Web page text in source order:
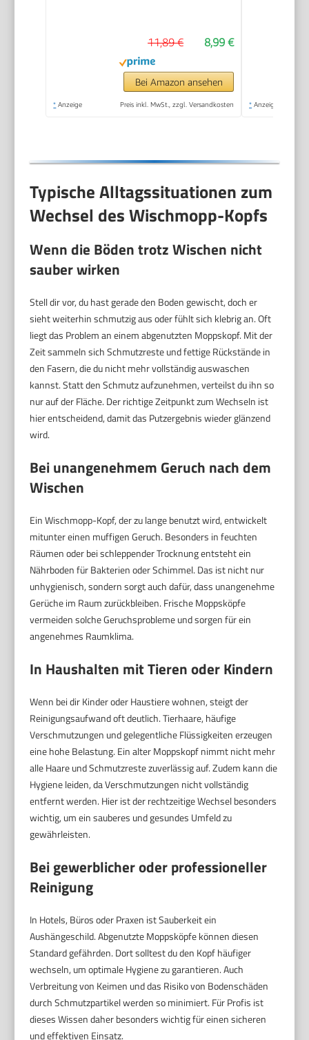
8,99 €
11,89 €
Bei Amazon ansehen
* Anzeige Preis inkl. MwSt., zzgl. Versandkosten * Anzeige
Typische Alltagssituationen zum
Wechsel des Wischmopp-Kopfs
Wenn die Böden trotz Wischen nicht
sauber wirken
Stell dir vor, du hast gerade den Boden gewischt, doch er
sieht weiterhin schmutzig aus oder fühlt sich klebrig an. Oft
liegt das Problem an einem abgenutzten Moppskopf. Mit der
Zeit sammeln sich Schmutzreste und fettige Rückstände in
den Fasern, die du nicht mehr vollständig auswaschen
kannst. Statt den Schmutz aufzunehmen, verteilst du ihn so
nur auf der Fläche. Der richtige Zeitpunkt zum Wechseln ist
hier entscheidend, damit das Putzergebnis wieder glänzend
wird.
Bei unangenehmem Geruch nach dem
Wischen
Ein Wischmopp-Kopf, der zu lange benutzt wird, entwickelt
mitunter einen muffigen Geruch. Besonders in feuchten
Räumen oder bei schleppender Trocknung entsteht ein
Nährboden für Bakterien oder Schimmel. Das ist nicht nur
unhygienisch, sondern sorgt auch dafür, dass unangenehme
Gerüche im Raum zurückbleiben. Frische Moppsköpfe
vermeiden solche Geruchsprobleme und sorgen für ein
angenehmes Raumklima.
In Haushalten mit Tieren oder Kindern
Wenn bei dir Kinder oder Haustiere wohnen, steigt der
Reinigungsaufwand oft deutlich. Tierhaare, häufige
Verschmutzungen und gelegentliche Flüssigkeiten erzeugen
eine hohe Belastung. Ein alter Moppskopf nimmt nicht mehr
alle Haare und Schmutzreste zuverlässig auf. Zudem kann die
Hygiene leiden, da Verschmutzungen nicht vollständig
entfernt werden. Hier ist der rechtzeitige Wechsel besonders
wichtig, um ein sauberes und gesundes Umfeld zu
gewährleisten.
Bei gewerblicher oder professioneller
Reinigung
In Hotels, Büros oder Praxen ist Sauberkeit ein
Aushängeschild. Abgenutzte Moppsköpfe können diesen
Standard gefährden. Dort solltest du den Kopf häufiger
wechseln, um optimale Hygiene zu garantieren. Auch
Verbreitung von Keimen und das Risiko von Bodenschäden
durch Schmutzpartikel werden so minimiert. Für Profis ist
dieses Wissen daher besonders wichtig für einen sicheren
und effektiven Einsatz.